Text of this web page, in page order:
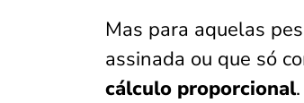
Mas para aquelas
assinada ou que só
cálculo proporcional.